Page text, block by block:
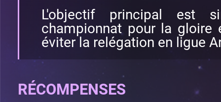
L'objectif principal est
championnat pour la gloire
éviter la relégation en ligue
RÉCOMPENSES